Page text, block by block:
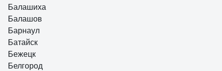
Балашиха
Балашов
Барнаул
Батайск
Бежецк
Белгород